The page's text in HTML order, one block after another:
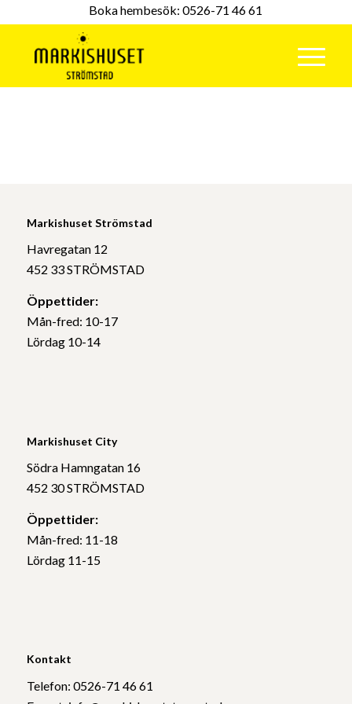
Boka hembesök: 0526-71 46 61
Markishuset Strömstad
Havregatan 12
452 33 STRÖMSTAD
Öppettider:
Mån-fred: 10-17
Lördag 10-14
Markishuset City
Södra Hamngatan 16
452 30 STRÖMSTAD
Öppettider:
Mån-fred: 11-18
Lördag 11-15
Kontakt
Telefon: 0526-71 46 61